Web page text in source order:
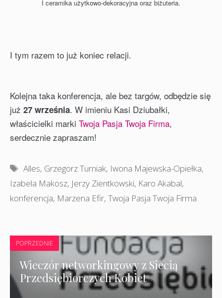
I ceramika użytkowo-dekoracyjna oraz biżuteria.
I tym razem to już koniec relacji.
Kolejna taka konferencja, ale bez targów, odbędzie się
już 27 września. W imieniu Kasi Dziubałki,
właścicielki marki Twoja Pasja Twoja Firma,
serdecznie zapraszam!
Tagi
Alles, Grzegorz Turniak, Iwona Majewska-Opiełka,
Izabela Makosz, Jerzy Zientkowski, Karo Akabal,
konferencja, Marzena Efir, Twoja Pasja Twoja Firma
POPRZEDNIE
Wieczór networkingowy z Siecią
Przedsiębiorczych Kobiet